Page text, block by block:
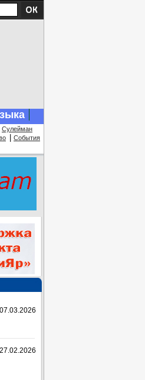
Сулейман
События
07.03.2026
27.02.2026